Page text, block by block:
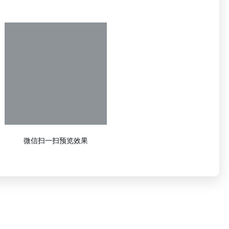
微信扫一扫预览效果